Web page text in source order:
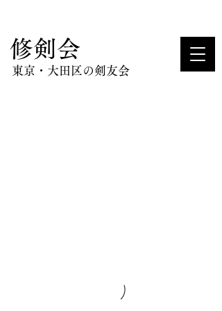
​修剣会
東京・大田区の剣友会